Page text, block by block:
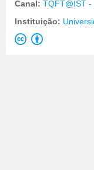
Canal: TQFT@IST -
Instituição: